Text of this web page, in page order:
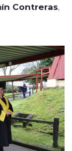
Contreras,